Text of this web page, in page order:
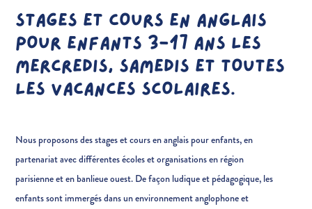
STAGES ET COURS EN ANGLAIS
POUR ENFANTS 3-17 ANS LES
MERCREDIS, SAMEDIS ET TOUTES
LES VACANCES SCOLAIRES.
Nous proposons des stages et cours en anglais pour enfants, en
partenariat avec différentes écoles et organisations en région
parisienne et en banlieue ouest. De façon ludique et pédagogique, les
enfants sont immergés dans un environnement anglophone et